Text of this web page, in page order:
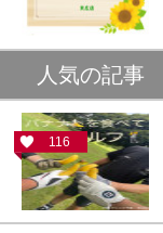
人気の記事
116